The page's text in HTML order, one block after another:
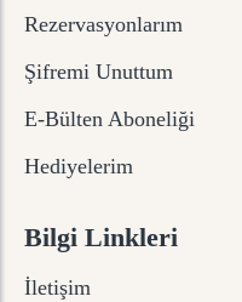
Rezervasyonlarım
Şifremi Unuttum
E-Bülten Aboneliği
Hediyelerim
Bilgi Linkleri
İletişim